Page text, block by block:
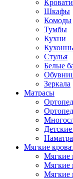
Кровати
Шкафы
Комоды
Тумбы
Кухни
Стулья
Белые
Зеркала
Матрасы
Мягкие
Мягкие
Мягкие
Мягкие